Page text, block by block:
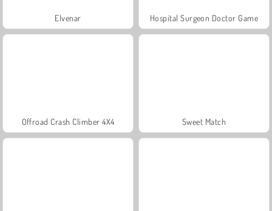
Elvenar Hospital Surgeon Doctor Game
Offroad Crash Climber 4X4 Sweet Match